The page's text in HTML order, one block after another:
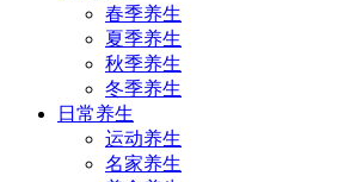
春季养生
夏季养生
秋季养生
冬季养生
日常养生
运动养生
名家养生